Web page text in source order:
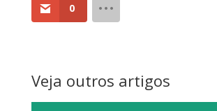
0
Veja outros artigos